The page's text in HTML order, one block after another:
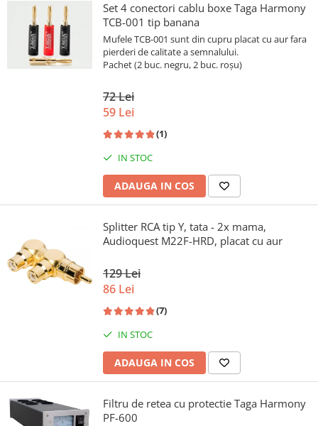
Set 4 conectori cablu boxe Taga Harmony
TCB-001 tip banana
Mufele TCB-001 sunt din cupru placat cu aur fara
pierderi de calitate a semnalului.
Pachet (2 buc. negru, 2 buc. roșu)
72 Lei
59 Lei
(1)
IN STOC
ADAUGA IN COS
Splitter RCA tip Y, tata - 2x mama,
Audioquest M22F-HRD, placat cu aur
129 Lei
86 Lei
(7)
IN STOC
ADAUGA IN COS
Filtru de retea cu protectie Taga Harmony
PF-600